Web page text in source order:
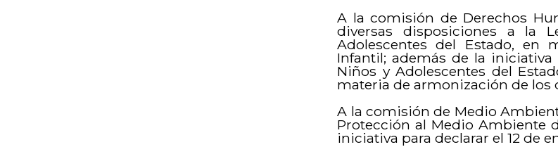
A la comisión de Derechos
diversas disposiciones a la
Adolescentes del Estado, en
Infantil; además de la
Niños y Adolescentes del
materia de armonización de los
A la comisión de Medio
Protección al Medio Ambiente
iniciativa para declarar el 12 de